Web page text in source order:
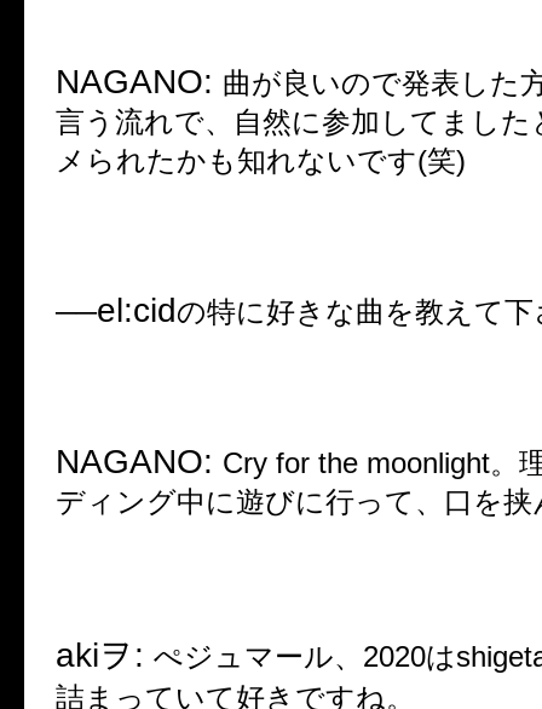
NAGANO: 曲が良いので発表した
言う流れで、自然に参加してまし
メられたかも知れないです(笑)
──el:cidの特に好きな曲を教えて下
NAGANO: Cry for the moonlight。
ディング中に遊びに行って、口を
akiヲ : ぺジュマール、 2020は
詰まっていて好きですね。